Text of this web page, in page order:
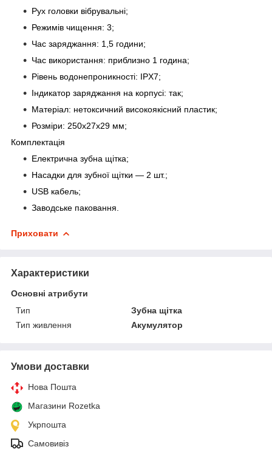
Рух головки вібрувальні;
Режимів чищення: 3;
Час заряджання: 1,5 години;
Час використання: приблизно 1 година;
Рівень водонепроникності: IPX7;
Індикатор заряджання на корпусі: так;
Матеріал: нетоксичний високоякісний пластик;
Розміри: 250х27х29 мм;
Комплектація
Електрична зубна щітка;
Насадки для зубної щітки — 2 шт.;
USB кабель;
Заводське паковання.
Приховати
Характеристики
Основні атрибути
Тип
Зубна щітка
Тип живлення
Акумулятор
Умови доставки
Нова Пошта
Магазини Rozetka
Укрпошта
Самовивіз